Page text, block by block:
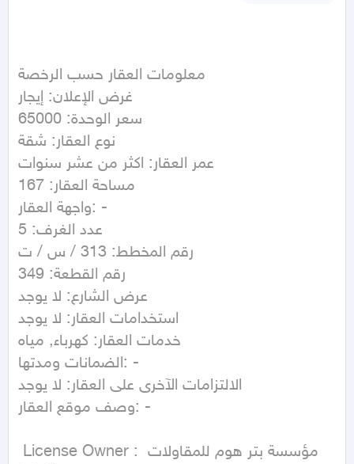
معلومات العقار حسب الرخصة
غرض الإعلان: إيجار
سعر الوحدة: 65000
نوع العقار: شقة
عمر العقار: اكثر من عشر سنوات
مساحة العقار: 167
واجهة العقار: -
عدد الغرف: 5
رقم المخطط: 313 / س / ت
رقم القطعة: 349
عرض الشارع: لا يوجد
استخدامات العقار: لا يوجد
خدمات العقار: كهرباء, مياه
الضمانات ومدتها: -
الالتزامات الآخرى على العقار: لا يوجد
وصف موقع العقار: -